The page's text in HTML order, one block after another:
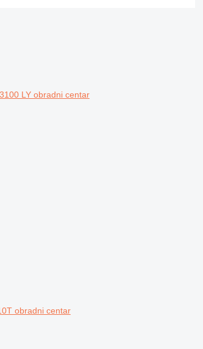
LY obradni centar
obradni centar